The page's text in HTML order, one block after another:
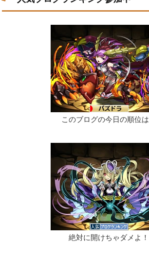
このブログの今日の順位は
絶対に開けちゃダメよ！